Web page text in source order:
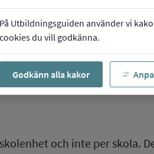
På Utbildningsguiden använder vi
cookies du vill godkänna.
Godkänn alla kakor
och inte per skola.